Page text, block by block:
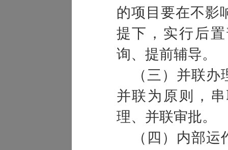
的项目要在不影
提下，实行后
询、提前辅导。
（三）并联办
并联为原则，
理、并联审批。
（四）内部运